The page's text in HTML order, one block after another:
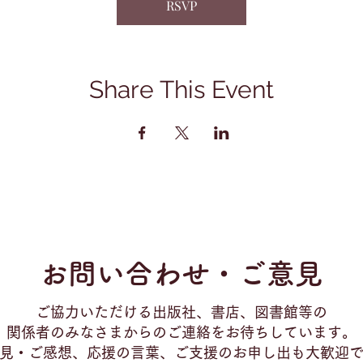
RSVP
Share This Event
お問い合わせ・ご意見
ご協力いただける出版社、書店、図書館等の
関係者のみなさまからのご連絡をお待ちしています。
・ご感想、応援の言葉、ご支援のお申し出も大歓迎